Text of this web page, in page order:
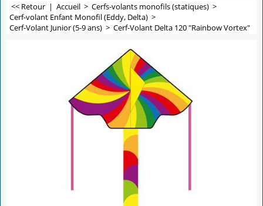
<< Retour | Accueil > Cerfs-volants monofils (statiques) >
Cerf-volant Enfant Monofil (Eddy, Delta) >
Cerf-Volant Junior (5-9 ans) > Cerf-Volant Delta 120 "Rainbow Vortex"